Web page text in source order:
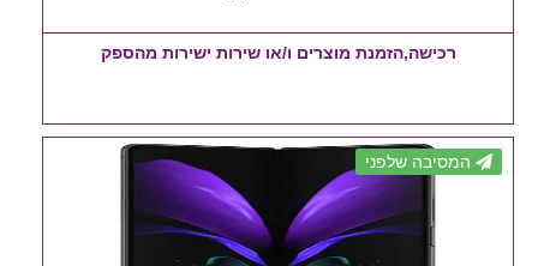
רכישה,הזמנת מוצרים ו/או שירות ישירות מהספק
המסיבה שלפני